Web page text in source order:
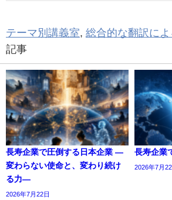
テーマ別講義室 総合的な翻訳に
記事
長寿企業で圧倒する日本企業 ―
変わらない使命と、変わり続け
る力―
2026年7月22日
長寿企業
2026年7月